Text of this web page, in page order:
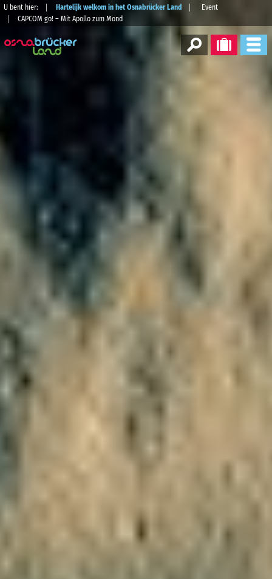
U bent hier: Hartelijk welkom in het Osnabrücker Land
Event
CAPCOM go! – Mit Apollo zum Mond